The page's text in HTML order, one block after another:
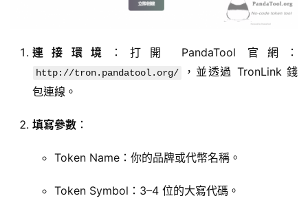
連接環境 ：打開 PandaTool 官網：
http://tron.pandatool.org/
，並透過 TronLink 錢
包連線。
填寫參數 ：
Token Name：你的品牌或代幣名稱。
Token Symbol：3–4 位的大寫代碼。